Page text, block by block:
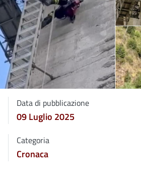
Data di pubblicazione
09 Luglio 2025
Categoria
Cronaca